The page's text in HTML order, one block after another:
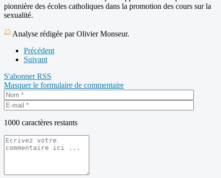
pionnière des écoles catholiques dans la promotion des cours sur la
sexualité.
25 Analyse rédigée par Olivier Monseur.
Précédent
Suivant
S'abonnerRSS
Masquer le formulaire de commentaire
1000 caractères restants